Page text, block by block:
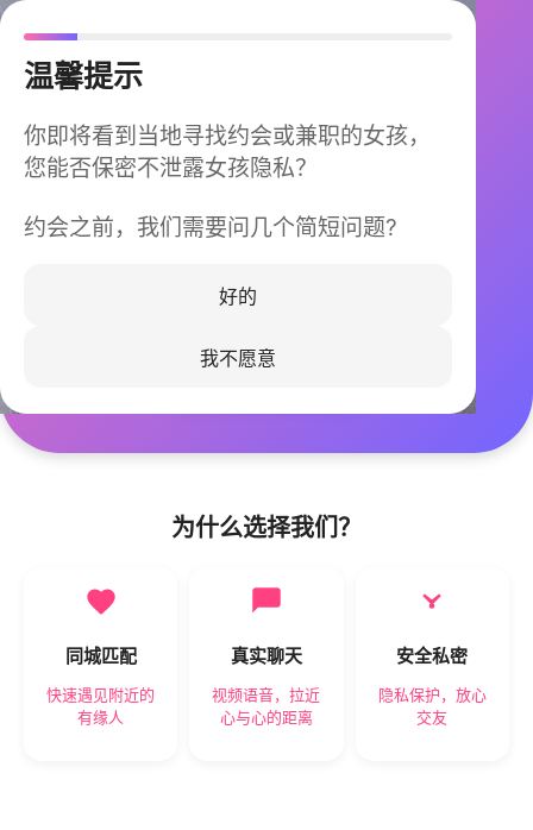
温馨提示
你即将看到当地寻找约会或兼职的女孩，
您能否保密不泄露女孩隐私？
约会之前，我们需要问几个简短问题?
好的
我不愿意
今晚不再孤单
同城快速匹配，马上认识身边的TA
立即下载
为什么选择我们？
同城匹配
快速遇见附近的
有缘人
真实聊天
视频语音，拉近
心与心的距离
安全私密
隐私保护，放心
交友